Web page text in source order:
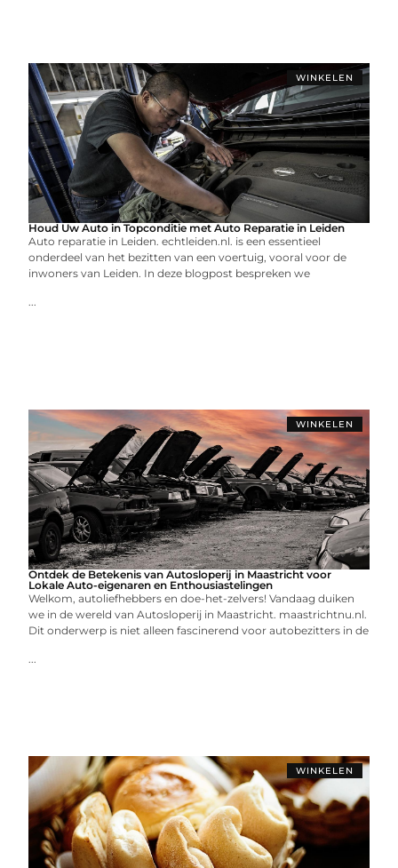
WINKELEN
Houd Uw Auto in Topconditie met Auto Reparatie in Leiden
Auto reparatie in Leiden. echtleiden.nl. is een essentieel
onderdeel van het bezitten van een voertuig, vooral voor de
inwoners van Leiden. In deze blogpost bespreken we
...
WINKELEN
Ontdek de Betekenis van Autosloperij in Maastricht voor
Lokale Auto-eigenaren en Enthousiastelingen
Welkom, autoliefhebbers en doe-het-zelvers! Vandaag duiken
we in de wereld van Autosloperij in Maastricht. maastrichtnu.nl.
Dit onderwerp is niet alleen fascinerend voor autobezitters in de
...
WINKELEN